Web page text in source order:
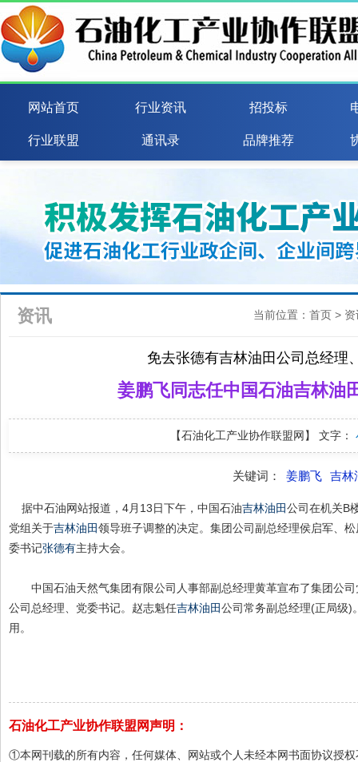
网站首页 行业资讯 招投标
行业联盟 通讯录 品牌推荐
资讯 当前位置： 首页 >
免去张德有吉林油田公司总经理
姜鹏飞同志任中国石油吉林油
【石油化工产业协作联盟网】 文字：
关键词： 姜鹏飞 吉林
据中石油网站报道，4月13日下午，中国石油吉林油田公司在机关B
党组关于吉林油田领导班子调整的决定。集团公司副总经理侯启军、
委书记张德有主持大会。
中国石油天然气集团有限公司人事部副总经理黄革宣布了集团公司
公司总经理、党委书记。赵志魁任吉林油田公司常务副总经理(正局级)
用。
石油化工产业协作联盟网声明：
①本网刊载的所有内容，任何媒体、网站或个人未经本网书面协议授